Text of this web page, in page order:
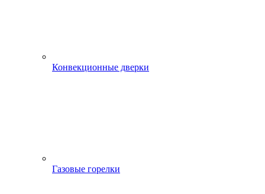
Конвекционные дверки
Газовые горелки